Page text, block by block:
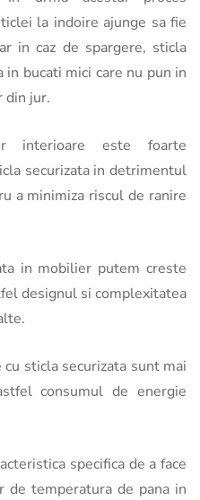
la indoire ajunge sa fie
in caz de spargere, sticla
in bucati mici care nu pun in
din jur.
interioare este foarte
securizata in detrimentul
a minimiza riscul de ranire
in mobilier putem creste
designul si complexitatea
sticla securizata sunt mai
consumul de energie
specifica de a face
de temperatura de pana in